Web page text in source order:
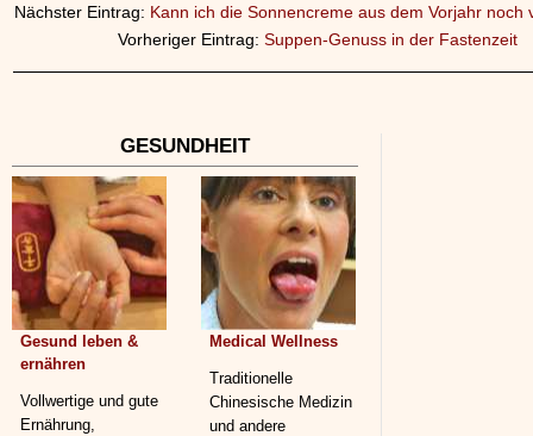
Nächster Eintrag: Kann ich die Sonnencreme aus dem Vorjahr noch
Vorheriger Eintrag: Suppen-Genuss in der Fastenzeit
GESUNDHEIT
Gesund leben &
ernähren
Vollwertige und gute
Ernährung,
Medical Wellness
Traditionelle
Chinesische Medizin
und andere